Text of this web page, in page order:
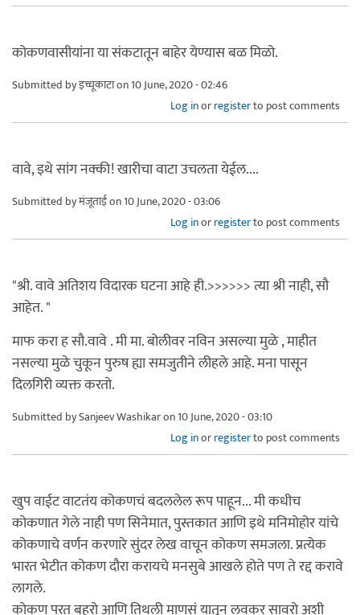
कोकणवासीयांना या संकटातून बाहेर येण्यास बळ मिळो.
Submitted byइच्चूकाटाon 10 June, 2020 - 02:46
Log inorregisterto post comments
वावे, इथे सांग नक्की! खारीचा वाटा उचलता येईल....
Submitted byमंजूताईon 10 June, 2020 - 03:06
Log inorregisterto post comments
"श्री. वावे अतिशय विदारक घटना आहे ही.>>>>>> त्या श्री नाही, सौ
आहेत. "
माफ करा ह सौ.वावे . मी मा. बोलीवर नविन असल्या मुळे , माहीत
नसल्या मुळे चुकून पुरुष ह्या समजुतीने लीहले आहे. मना पासून
दिलगिरी व्यक्त करतो.
Submitted bySanjeev Washikaron 10 June, 2020 - 03:10
Log inorregisterto post comments
खुप वाईट वाटतंय कोकणचं बदललेल रूप पाहून... मी कधीच
कोकणात गेले नाही पण सिनेमात, पुस्तकात आणि इथे मनिमोहोर यांचे
कोकणाचे वर्णन करणारे सुंदर लेख वाचून कोकण समजला. प्रत्येक
भारत भेटीत कोकण दौरा करायचे मनसुबे आखले होते पण ते रद्द करावे
लागले.